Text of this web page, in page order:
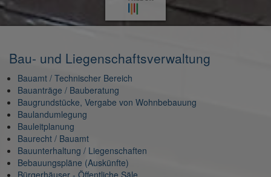
Bau- und Liegenschaftsverwaltung
Bauamt / Technischer Bereich
Bauanträge / Bauberatung
Baugrundstücke, Vergabe von Wohnbebauung
Baulandumlegung
Bauleitplanung
Baurecht / Bauamt
Bauunterhaltung / Liegenschaften
Bebauungspläne (Auskünfte)